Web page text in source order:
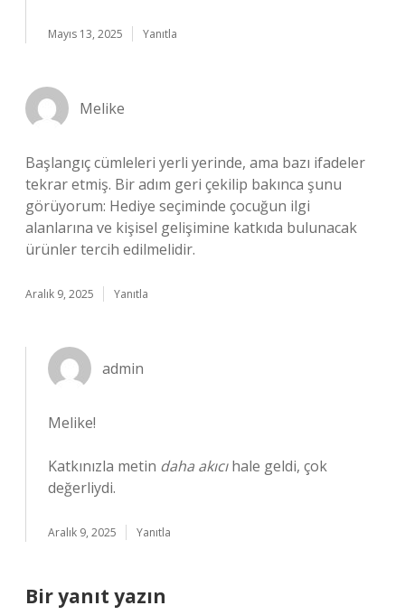
Mayıs 13, 2025 Yanıtla
Melike
Başlangıç cümleleri yerli yerinde, ama bazı ifadeler
tekrar etmiş. Bir adım geri çekilip bakınca şunu
görüyorum: Hediye seçiminde çocuğun ilgi
alanlarına ve kişisel gelişimine katkıda bulunacak
ürünler tercih edilmelidir.
Aralık 9, 2025 Yanıtla
admin
Melike!
Katkınızla metin daha akıcıhale geldi, çok
değerliydi.
Aralık 9, 2025 Yanıtla
Bir yanıt yazın